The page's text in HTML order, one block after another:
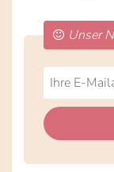
Do
not
fill
this
Unser
*Ihre
E-
Mailadresse: